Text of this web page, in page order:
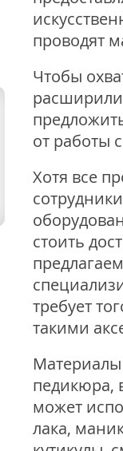
проводят
Чтобы
от работы
Хотя все
стоить
требует
такими
педикюра,
может
лака,